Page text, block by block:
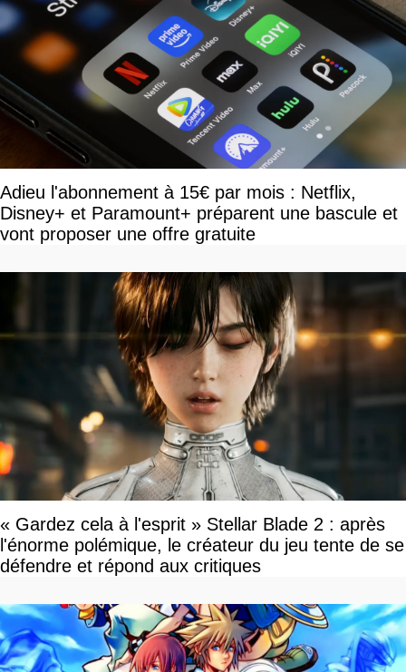
Adieu l'abonnement à 15€ par mois : Netflix,
Disney+ et Paramount+ préparent une bascule et
vont proposer une offre gratuite
« Gardez cela à l'esprit » Stellar Blade 2 : après
l'énorme polémique, le créateur du jeu tente de se
défendre et répond aux critiques